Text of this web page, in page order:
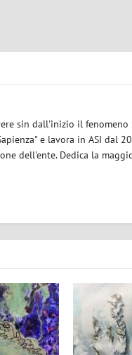
sin dall'inizio il fenomeno
e lavora in ASI dal
dell'ente. Dedica la